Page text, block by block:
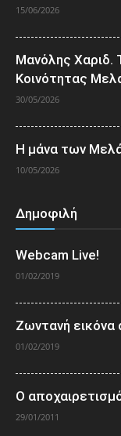
15/06/2026
Μανόλης Χαριδ.
Κοινότητας
30/05/2026
Η μάνα των
10/05/2026
Δημοφιλή
Webcam Live!
01/02/2019
Ζωντανή εικόνα
01/02/2019
Ο
29/01/2011